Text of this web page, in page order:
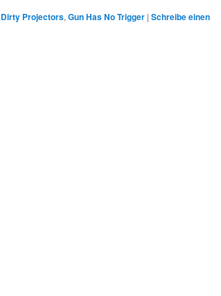
Dirty Projectors, Gun Has No Trigger | Schreibe einen